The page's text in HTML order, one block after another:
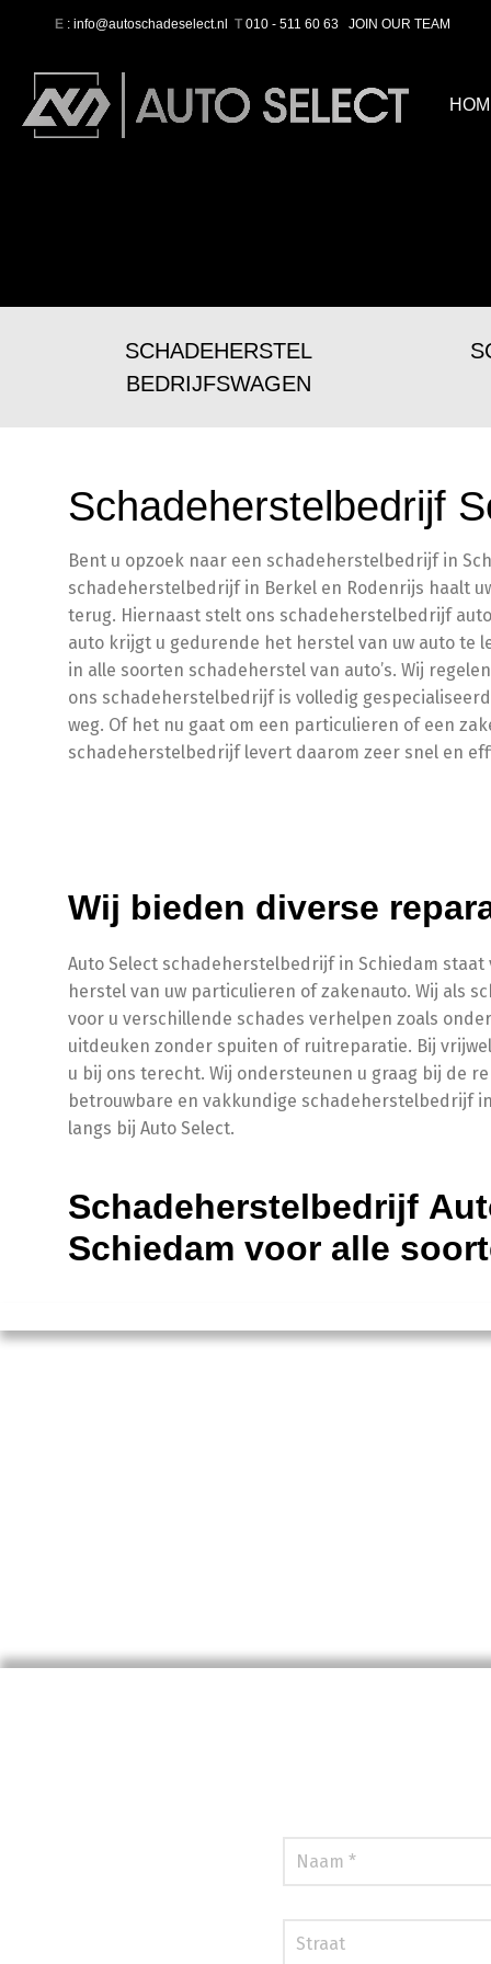
E : info@autoschadeselect.nl T 010 - 511 60 63 JOIN OUR TEAM
SCHADEHERSTEL
BEDRIJFSWAGEN
Schadeherstelbedrijf
Bent u opzoek naar een schadeherstelbedrijf in
schadeherstelbedrijf in Berkel en Rodenrijs haalt
terug. Hiernaast stelt ons schadeherstelbedrijf
auto krijgt u gedurende het herstel van uw auto te
in alle soorten schadeherstel van auto’s. Wij
ons schadeherstelbedrijf is volledig
weg. Of het nu gaat om een particulieren of een
schadeherstelbedrijf levert daarom zeer snel en
Wij bieden diverse
Auto Select schadeherstelbedrijf in Schiedam
herstel van uw particulieren of zakenauto. Wij als
voor u verschillende schades verhelpen zoals
uitdeuken zonder spuiten of ruitreparatie. Bij
u bij ons terecht. Wij ondersteunen u graag bij de
betrouwbare en vakkundige schadeherstelbedrijf
langs bij Auto Select.
Schadeherstelbedrijf
Schiedam voor alle